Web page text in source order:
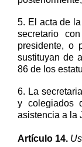
5. El acta de
secretario
presidente, o
sustituyan de
86 de los
6. La
y colegiados
asistencia a la
Artículo 14.